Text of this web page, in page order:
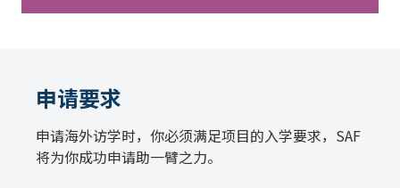
申请要求
申请海外访学时，你必须满足项目的入学要求，SAF
将为你成功申请助一臂之力。